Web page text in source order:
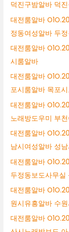
덕진구밤알바 덕
대전룸알바
정동여성알바 두
대전룸알바
시룸알바
대전룸알바
포시룸알바 목포
대전룸알바
노래방도우미 부
대전룸알바
남시여성알바 성
대전룸알바
두정동보도사무실
대전룸알바
원시유흥알바 수
대전룸알바